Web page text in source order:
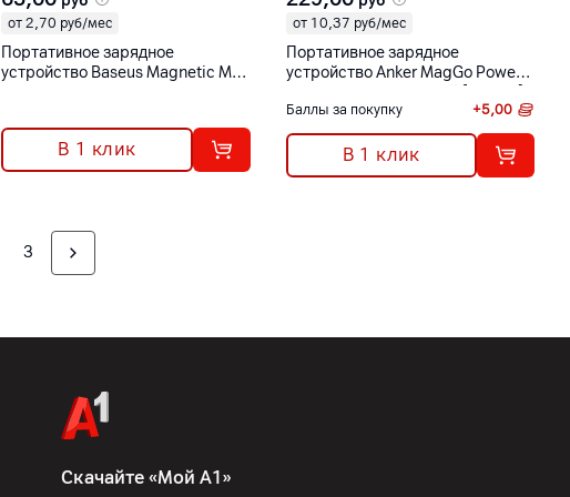
от 2,70 руб/мес
Портативное зарядное
устройство Baseus Magnetic Mini
00]
В 1 клик
от 10,37 руб/мес
Портативное зарядное
устройство Anker MagGo Power
Баллы за покупку +5,00
В 1 клик
3
Скачайте «Мой А1»